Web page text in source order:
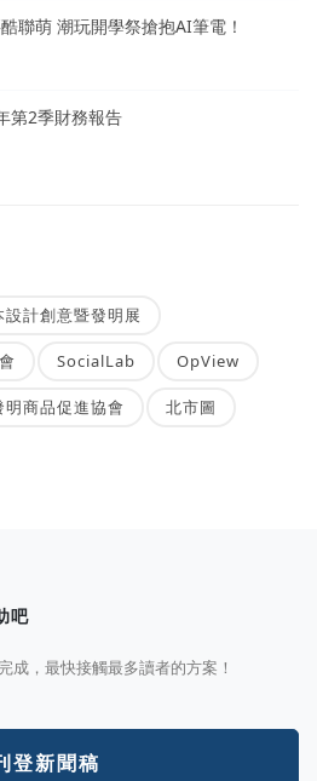
聯萌 潮玩開學祭搶抱AI筆電！
第2季財務報告
設計創意暨發明展
SocialLab OpView
明商品促進協會 北市圖
吧
成，最快接觸最多讀者的方案！
登新聞稿